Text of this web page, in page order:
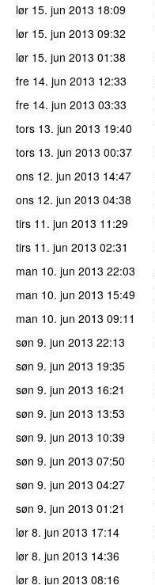
lør 15. jun 2013 18:09
lør 15. jun 2013 09:32
lør 15. jun 2013 01:38
fre 14. jun 2013 12:33
fre 14. jun 2013 03:33
tors 13. jun 2013 19:40
tors 13. jun 2013 00:37
ons 12. jun 2013 14:47
ons 12. jun 2013 04:38
tirs 11. jun 2013 11:29
tirs 11. jun 2013 02:31
man 10. jun 2013 22:03
man 10. jun 2013 15:49
man 10. jun 2013 09:11
søn 9. jun 2013 22:13
søn 9. jun 2013 19:35
søn 9. jun 2013 16:21
søn 9. jun 2013 13:53
søn 9. jun 2013 10:39
søn 9. jun 2013 07:50
søn 9. jun 2013 04:27
søn 9. jun 2013 01:21
lør 8. jun 2013 17:14
lør 8. jun 2013 14:36
lør 8. jun 2013 08:16